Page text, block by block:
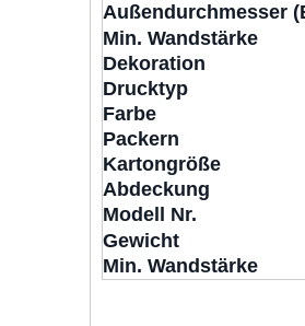
Außendurchmesser
Min. Wandstärke
Dekoration
Drucktyp
Farbe
Packern
Kartongröße
Abdeckung
Modell Nr.
Gewicht
Min. Wandstärke